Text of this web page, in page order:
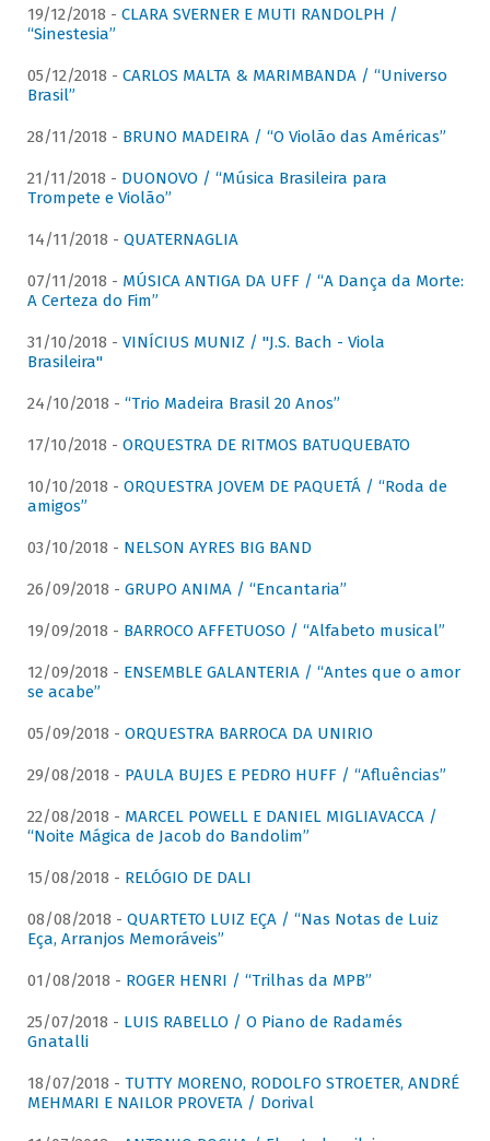
19/12/2018 - CLARA SVERNER E MUTI RANDOLPH /
“Sinestesia”
05/12/2018 - CARLOS MALTA & MARIMBANDA / “Universo
Brasil”
28/11/2018 - BRUNO MADEIRA / “O Violão das Américas”
21/11/2018 - DUONOVO / “Música Brasileira para
Trompete e Violão”
14/11/2018 - QUATERNAGLIA
07/11/2018 - MÚSICA ANTIGA DA UFF / “A Dança da Morte:
A Certeza do Fim”
31/10/2018 - VINÍCIUS MUNIZ / "J.S. Bach - Viola
Brasileira"
24/10/2018 - “Trio Madeira Brasil 20 Anos”
17/10/2018 - ORQUESTRA DE RITMOS BATUQUEBATO
10/10/2018 - ORQUESTRA JOVEM DE PAQUETÁ / “Roda de
amigos”
03/10/2018 - NELSON AYRES BIG BAND
26/09/2018 - GRUPO ANIMA / “Encantaria”
19/09/2018 - BARROCO AFFETUOSO / “Alfabeto musical”
12/09/2018 - ENSEMBLE GALANTERIA / “Antes que o amor
se acabe”
05/09/2018 - ORQUESTRA BARROCA DA UNIRIO
29/08/2018 - PAULA BUJES E PEDRO HUFF / “Afluências”
22/08/2018 - MARCEL POWELL E DANIEL MIGLIAVACCA /
“Noite Mágica de Jacob do Bandolim”
15/08/2018 - RELÓGIO DE DALI
08/08/2018 - QUARTETO LUIZ EÇA / “Nas Notas de Luiz
Eça, Arranjos Memoráveis”
01/08/2018 - ROGER HENRI / “Trilhas da MPB”
25/07/2018 - LUIS RABELLO / O Piano de Radamés
Gnatalli
18/07/2018 - TUTTY MORENO, RODOLFO STROETER, ANDRÉ
MEHMARI E NAILOR PROVETA / Dorival